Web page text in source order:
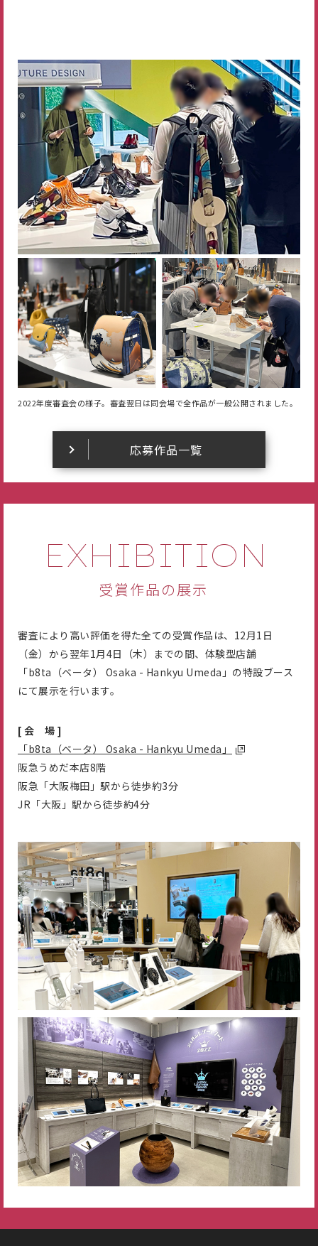
2022年度審査会の様子。審査翌日は同会場で全作品が一般公開されました。
応募作品一覧
EXHIBITION
受賞作品の展示
審査により高い評価を得た全ての受賞作品は、12月1日
（金）から翌年1月4日（木）までの間、体験型店舗
「b8ta（ベータ） Osaka - Hankyu Umeda」の特設ブース
にて展示を行います。
[ 会 場 ]
「b8ta（ベータ） Osaka - Hankyu Umeda」
阪急うめだ本店8階
阪急「大阪梅田」駅から徒歩約3分
JR「大阪」駅から徒歩約4分